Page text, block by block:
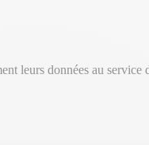
leurs données au